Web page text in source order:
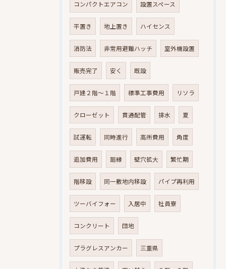
コンパクトエアコン 設置スペース
平置き 地上置き ハイセンス
消防法 非常用避難ハッチ 室外機設置
販売完了 安く 既設
戸建２階～１階 標準工事費用 リソラ
クローゼット 貫通配管 排水 夏
試運転 同時進行 高所費用 角度
追加費用 廻縁 壁穴拡大 繁忙期
階移設 同一敷地内移設 パイプ再利用
ツーバイフォー 入居中 社員寮
コンクリート 団地
プラグレスアンカー 三重県